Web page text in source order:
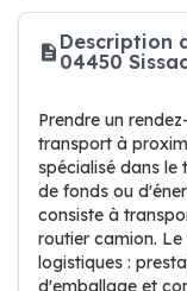
Description
04450
Prendre un
transport à
spécialisé dans le
de fonds ou
consiste à
routier camion.
logistiques :
d'emballage et